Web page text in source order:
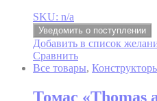
SKU: n/a
Уведомить о поступлении
Добавить в список
Сравнить
Все товары,
Томас «Thomas